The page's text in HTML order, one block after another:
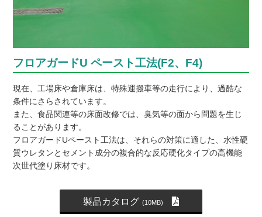
フロアガードU ペースト工法(F2、F4)
現在、工場床や倉庫床は、特殊運搬車等の走行により、過酷な
条件にさらされています。
また、食品関連等の床面改修では、臭気等の面から問題を生じ
ることがあります。
フロアガードUペースト工法は、それらの対策に適した、水性硬
質ウレタンとセメント成分の複合的な反応硬化タイプの高機能
次世代塗り床材です。
製品カタログ (10MB)